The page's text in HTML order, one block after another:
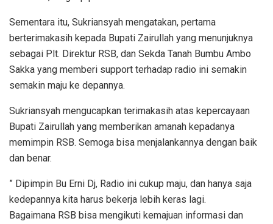
Sementara itu, Sukriansyah mengatakan, pertama
berterimakasih kepada Bupati Zairullah yang menunjuknya
sebagai Plt. Direktur RSB, dan Sekda Tanah Bumbu Ambo
Sakka yang memberi support terhadap radio ini semakin
semakin maju ke depannya.
Sukriansyah mengucapkan terimakasih atas kepercayaan
Bupati Zairullah yang memberikan amanah kepadanya
memimpin RSB. Semoga bisa menjalankannya dengan baik
dan benar.
” Dipimpin Bu Erni Dj, Radio ini cukup maju, dan hanya saja
kedepannya kita harus bekerja lebih keras lagi.
Bagaimana RSB bisa mengikuti kemajuan informasi dan